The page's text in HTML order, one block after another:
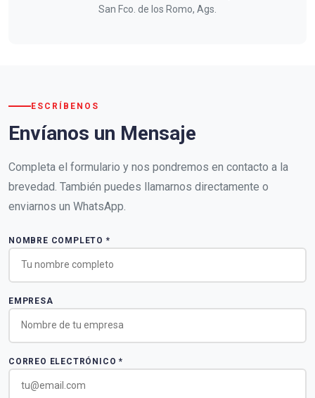
San Fco. de los Romo, Ags.
ESCRÍBENOS
Envíanos un Mensaje
Completa el formulario y nos pondremos en contacto a la
brevedad. También puedes llamarnos directamente o
enviarnos un WhatsApp.
NOMBRE COMPLETO *
EMPRESA
CORREO ELECTRÓNICO *